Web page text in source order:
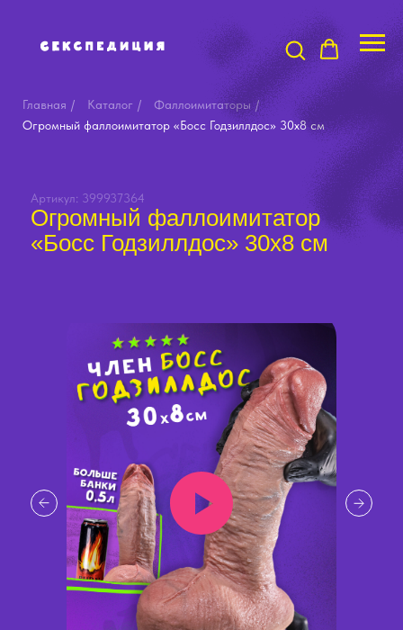
Главная / Каталог / Фаллоимитаторы /
Огромный фаллоимитатор «Босс Годзиллдос» 30х8 см
Артикул: 399937364
Огромный фаллоимитатор
«Босс Годзиллдос» 30х8 см